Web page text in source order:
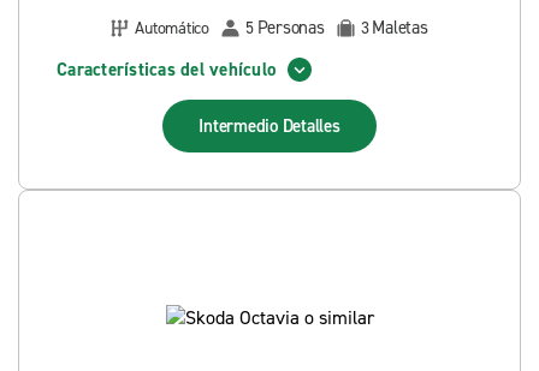
Automático
5 Personas 3Maletas
Características del vehículo
Intermedio Detalles